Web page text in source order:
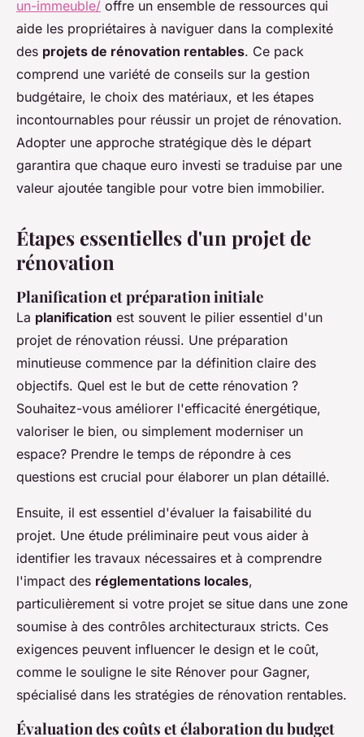
un-immeuble/ offre un ensemble de ressources qui
aide les propriétaires à naviguer dans la complexité
des projets de rénovation rentables. Ce pack
comprend une variété de conseils sur la gestion
budgétaire, le choix des matériaux, et les étapes
incontournables pour réussir un projet de rénovation.
Adopter une approche stratégique dès le départ
garantira que chaque euro investi se traduise par une
valeur ajoutée tangible pour votre bien immobilier.
Étapes essentielles d'un projet de
rénovation
Planification et préparation initiale
La planification est souvent le pilier essentiel d'un
projet de rénovation réussi. Une préparation
minutieuse commence par la définition claire des
objectifs. Quel est le but de cette rénovation ?
Souhaitez-vous améliorer l'efficacité énergétique,
valoriser le bien, ou simplement moderniser un
espace? Prendre le temps de répondre à ces
questions est crucial pour élaborer un plan détaillé.
Ensuite, il est essentiel d'évaluer la faisabilité du
projet. Une étude préliminaire peut vous aider à
identifier les travaux nécessaires et à comprendre
l'impact des réglementations locales,
particulièrement si votre projet se situe dans une zone
soumise à des contrôles architecturaux stricts. Ces
exigences peuvent influencer le design et le coût,
comme le souligne le site Rénover pour Gagner,
spécialisé dans les stratégies de rénovation rentables.
Évaluation des coûts et élaboration du budget